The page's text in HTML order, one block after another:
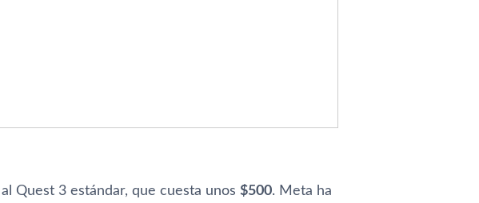
Quest 3 estándar, que cuesta unos $500. Meta ha